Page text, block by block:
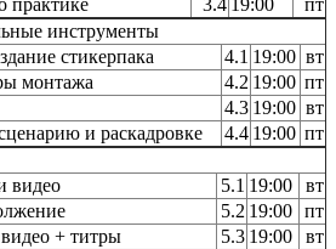
инструменты
стикерпака 4.1 19:00 вт
монтажа 4.2 19:00 пт
4.3 19:00 вт
и раскадровке 4.4 19:00 пт
видео 5.1 19:00
вт
5.2 19:00 пт
+ титры 5.3 19:00
вт